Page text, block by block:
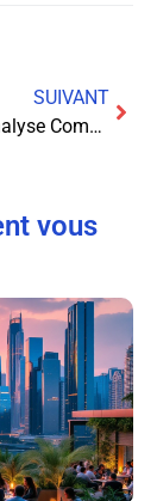
SUIVANT
Findorex : Analyse Complète de la Plateforme de Trading 2025
vous